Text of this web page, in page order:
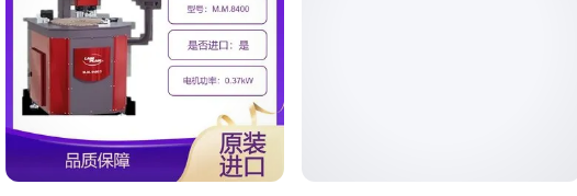
使用普通套筒时顶尖径向跳动0.008mm
换用带微调螺纹的套筒后跳动降至0.002mm
配合磨床中心架
使用，能进一步降低长轴类工件的挠度变
五、砂轮修整器才是保持精度的秘密武器